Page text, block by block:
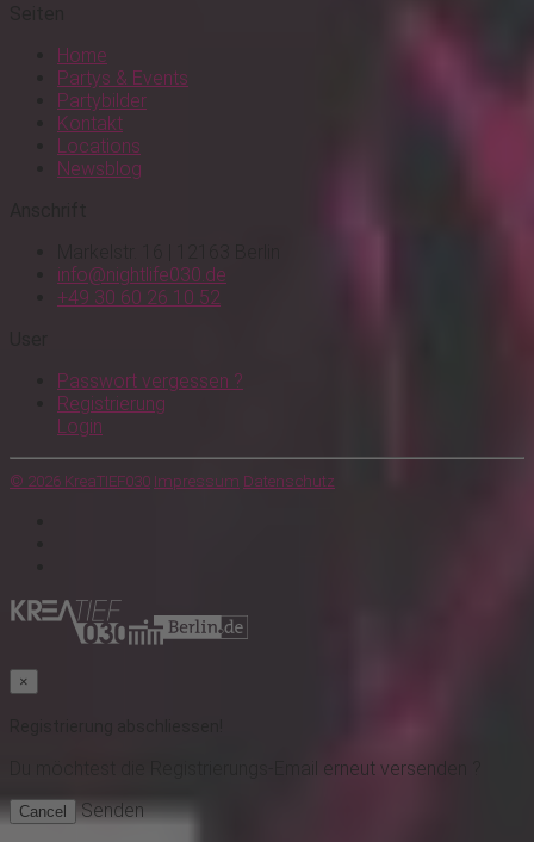
Home
Partys & Events
Partybilder
Kontakt
Locations
Newsblog
info@nightlife030.de
+49 30 60 26 10 52
Passwort vergessen ?
Registrierung
Login
© 2026 KreaTIEF030 Impressum Datenschutz
×
die Registrierungs-Email erneut versenden ?
Cancel
Senden